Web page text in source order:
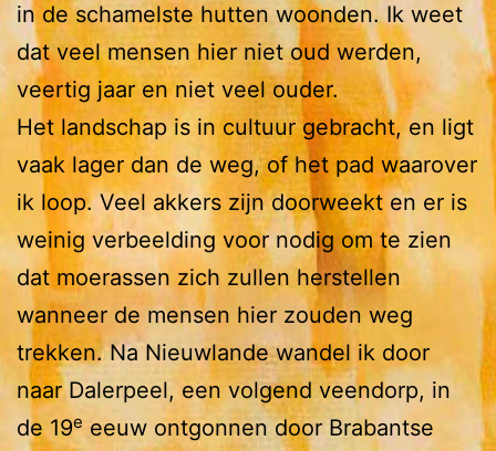
in de schamelste hutten woonden. Ik weet
dat veel mensen hier niet oud werden,
veertig jaar en niet veel ouder.
Het landschap is in cultuur gebracht, en ligt
vaak lager dan de weg, of het pad waarover
ik loop. Veel akkers zijn doorweekt en er is
weinig verbeelding voor nodig om te zien
dat moerassen zich zullen herstellen
wanneer de mensen hier zouden weg
trekken. Na Nieuwlande wandel ik door
naar Dalerpeel, een volgend veendorp, in
de 19e eeuw ontgonnen door Brabantse